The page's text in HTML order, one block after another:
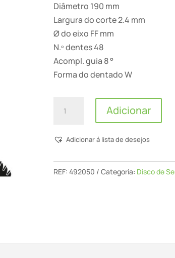
Diâmetro 190 mm
Largura do corte 2.4 mm
Ø do eixo FF mm
N.º dentes 48
Acompl. guia 8 °
Forma do dentado W
Quantidade
De
De
Adicionar
Adicionar á lista de desejos
REF: 492050 Categoria: Disco de